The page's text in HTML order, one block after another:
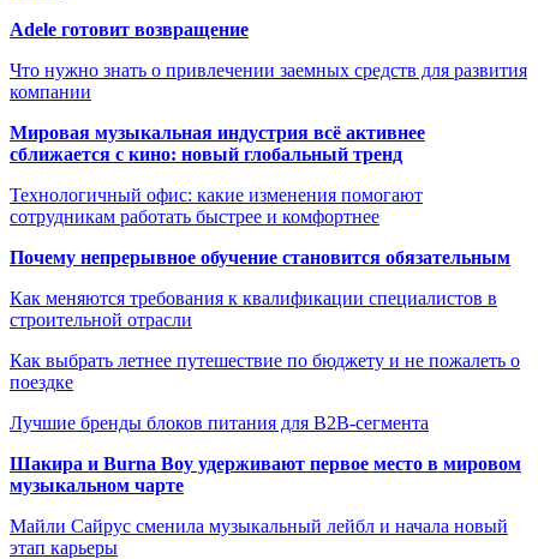
Adele готовит возвращение
Что нужно знать о привлечении заемных средств для развития
компании
Мировая музыкальная индустрия всё активнее
сближается с кино: новый глобальный тренд
Технологичный офис: какие изменения помогают
сотрудникам работать быстрее и комфортнее
Почему непрерывное обучение становится обязательным
Как меняются требования к квалификации специалистов в
строительной отрасли
Как выбрать летнее путешествие по бюджету и не пожалеть о
поездке
Лучшие бренды блоков питания для B2B-сегмента
Шакира и Burna Boy удерживают первое место в мировом
музыкальном чарте
Майли Сайрус сменила музыкальный лейбл и начала новый
этап карьеры